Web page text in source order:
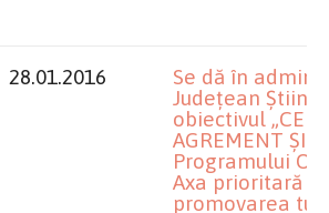
28.01.2016
Se dă în
Județean Știința
obiectivul
AGREMENT ȘI
Programului
Axa prioritară 5
promovarea